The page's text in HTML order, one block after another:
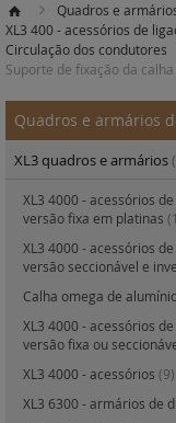
Quadros e
XL3 400 - acessórios de
Circulação dos condutores
Suporte de fixação da
Quadros e armários
XL3 quadros e armários
XL3 4000 - acessórios
versão fixa em platinas
XL3 4000 - acessórios
versão seccionável e
Calha omega de
XL3 4000 - acessórios
versão fixa ou
XL3 4000 - acessórios (9)
XL3 6300 - armários de